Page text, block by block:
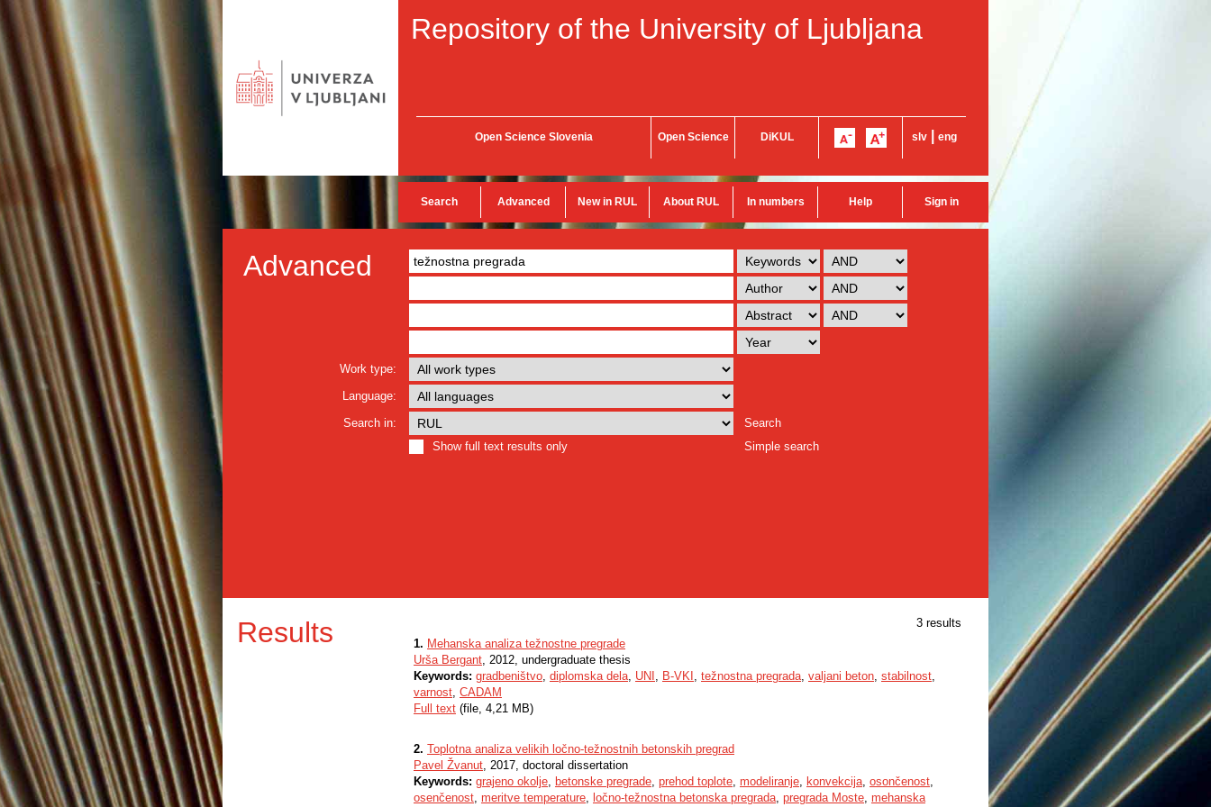
Repository of the University of Ljubljana
Open Science Slovenia Open Science DiKUL slv eng
Search Advanced New in RUL About RUL In numbers Help Sign in
Advanced
Work type:
Language:
Search in:
Search
Show full text results only
Simple search
Results
3 results
1. Mehanska analiza težnostne pregrade
Urša Bergant, 2012, undergraduate thesis
Keywords: gradbeništvo, diplomska dela, UNI , B-VKI , težnostna pregrada, valjani beton, stabilnost,
varnost, CADAM
Full text (file, 4,21 MB)
2. Toplotna analiza velikih ločno-težnostnih betonskih pregrad
Pavel Žvanut, 2017, doctoral dissertation
Keywords: grajeno okolje, betonske pregrade, prehod toplote, modeliranje, konvekcija, osončenost,
osenčenost, meritve temperature, ločno-težnostna betonska pregrada, pregrada Moste, mehanska